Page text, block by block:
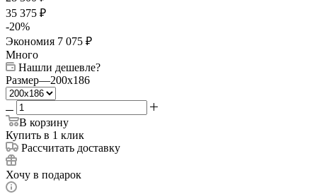
35 375 ₽
-20%
Экономия 7 075 ₽
Много
Нашли дешевле?
Размер—200x186
В корзину
Купить в 1 клик
Рассчитать доставку
Хочу в подарок